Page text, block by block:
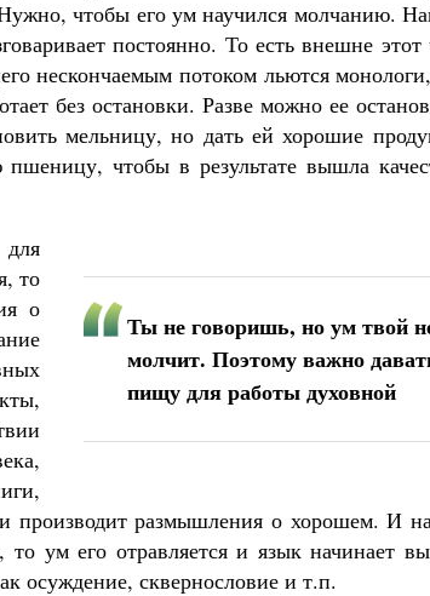
чтобы его ум научился молчанию.
постоянно. То есть внешне этот
нескончаемым потоком льются
без остановки. Разве можно ее
мельницу, но дать ей хорошие
чтобы в результате вышла
Ты не говоришь, но ум твой
молчит. Поэтому важно
пищу для работы духовной
то
о
производит размышления о хорошем. И
ум его отравляется и язык начинает
осуждение, сквернословие и т.п.